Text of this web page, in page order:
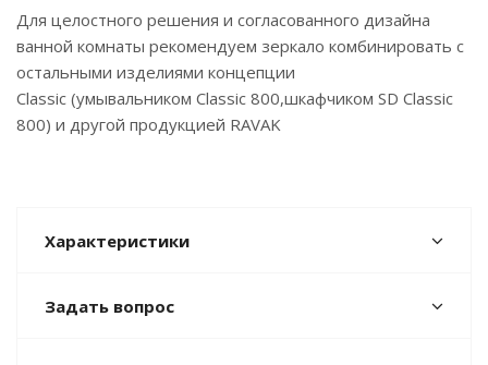
Для целостного решения и согласованного дизайна
ванной комнаты рекомендуем зеркало комбинировать с
остальными изделиями концепции
Classic (умывальником Classic 800,шкафчиком SD Classic
800) и другой продукцией RAVAK
Характеристики
Задать вопрос